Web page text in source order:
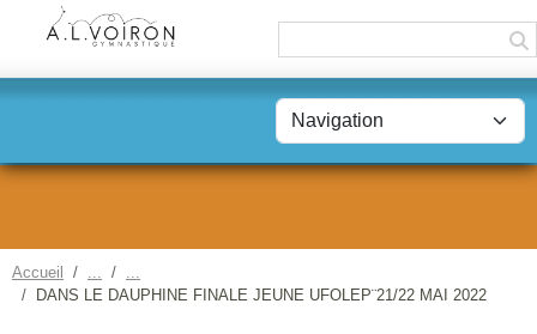
Accueil
DANS LE DAUPHINE FINALE JEUNE UFOLEP¨21/22 MAI 2022
Panneau de gestion des cookies